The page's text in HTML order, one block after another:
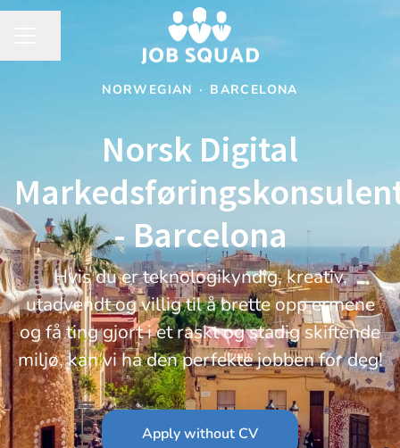
NORWEGIAN · BARCELONA
Norsk Digital
- Barcelona
Hvis du er teknologikyndig, kreativ,
utadvendt og villig til å brette opp ermene
og få ting gjort i et raskt og stadig skiftende
miljø, kan vi ha den perfekte jobben for deg!
Apply without CV